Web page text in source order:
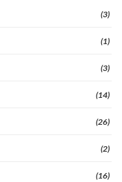
(3)
(1)
(3)
(14)
(26)
(2)
(16)